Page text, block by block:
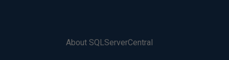
About SQLServerCentral